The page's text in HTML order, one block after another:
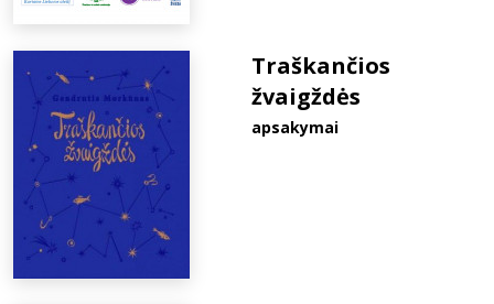
Traškančios
žvaigždės
apsakymai